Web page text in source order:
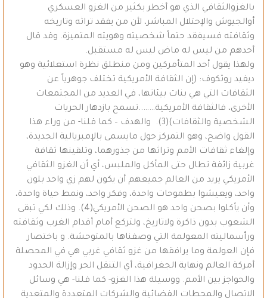
بالغزوالثقافي الذي هو أخطر بكثير من الغزو العسكري
أوالجيوش والإحتلال المباشر، لأن من يفقد تراثه وتاريخه
وثقافته فسيفقد حتماً شخصيته وهويته المتميزة. وقد قال
أحدهم من ليس له ماض ليس له مستقبل.
ولهذا يقول أحد المتأمركين ومن منطلق نظرة استعلائية وهو
ديفيد روثكوف: (إن الثقافة الأمريكية تختلف جوهرياً عن
الثقافات التي هي بنات بيئاتها، في العديد من المجتمعات
الأخرى، فالثقافة الأمريكية……..تسمح بازدهار الحريات
الشخصية والثقافات)(3). والهدف – كما قلنا- من وراء هذا
القول واضح، وهو التمركز حول مايسمى بالإمبريالية الجديدة،
وإلغاء ثقافات الأمم وتراثها من جذورهما، وتلقينها ثقافة
غربية زائفة تطال حتى المأكل والملبس، أي أن الغزو الثقافي
الأمريكي يريد من العالم جميعهم أن يكون لهم زي واحد بلون
واحد، ويعيشوا بطموحات واحدة، وفكر واحد، ونمط حياة واحدة،
وأن يأكلوا بصحن واحد هو الصحن الأمريكي(4). وذلك لكي تبقى
الشعوب بدون ذاكرة ولاتاريخ، ولتركع أمام أقدام الغرب وثقافته
ورأسماليته المعولمة التي وصفناها بالمتوحشة. و باختصار
فإن العولمة وما يرافقها من غزو ثقافي غربي هي في المحصلة
أمركة العالم ونهاية الجغرافية، أي التنقل الحر وإزالة الحدود
والحواجز بين الأمم. ووسيلة هذا الغزو- كما قلنا- هي وسائل
الاتصال والمحطات الفضائية والشركات المتعددة والمتعدية